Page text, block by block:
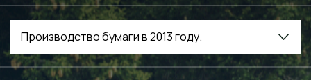
Производство бумаги в 2013 году.